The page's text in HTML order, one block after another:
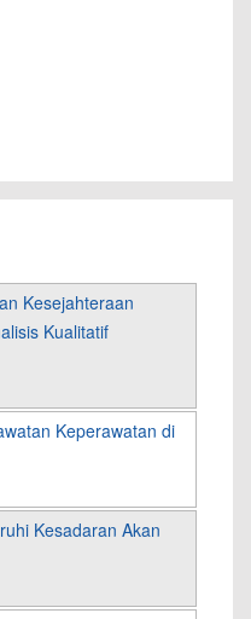
Kesejahteraan
Kualitatif
Keperawatan di
Kesadaran Akan